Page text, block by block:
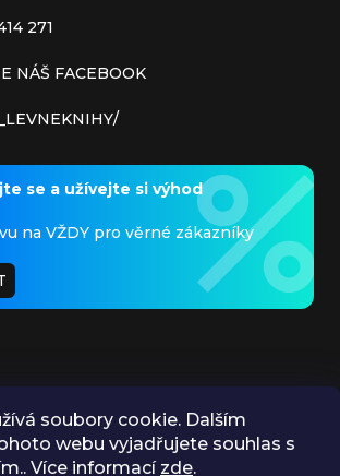
soubory cookie. Dalším
webu vyjadřujete souhlas s
Více informací zde.
271
NÁŠ FACEBOOK
se a užívejte si výhod
na VŽDY pro věrné zákazníky
PLATBY